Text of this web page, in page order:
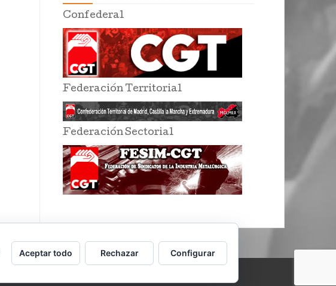
Confederal
Federación Territorial
Federación Sectorial
Aceptar todo Rechazar Configurar